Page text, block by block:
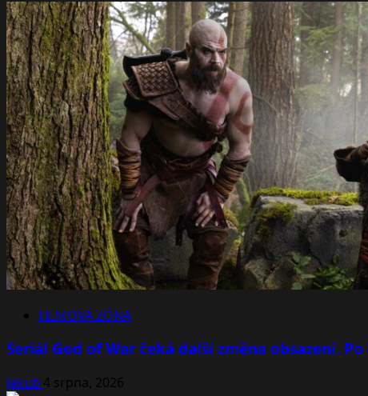
FILMOVÁ ZÓNA
Seriál God of War čeká další změna obsazení.
Jakub 4 srpna, 2026